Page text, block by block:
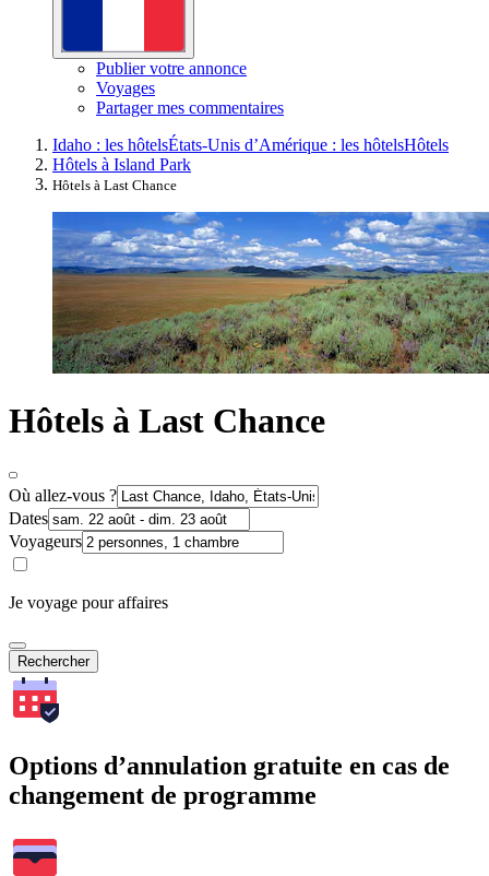
Publier votre annonce
Voyages
Partager mes commentaires
Idaho : les hôtelsÉtats-Unis d’Amérique : les hôtelsHôtels
Hôtels à Island Park
Hôtels à Last Chance
Hôtels à Last Chance
Où allez-vous ?
Dates
Voyageurs
Je voyage pour affaires
Rechercher
Options d’annulation gratuite en cas de
changement de programme